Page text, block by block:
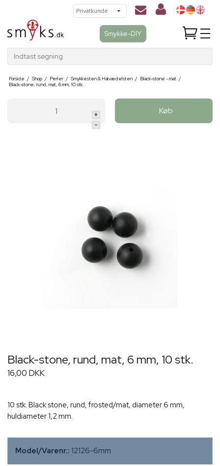
Smykke-DIY
Indtast søgning
Forside / Shop / Perler / Smykkesten & Halvædelsten / Black-stone - mat /
Black-stone, rund, mat, 6 mm, 10 stk.
+
-
Køb
Black-stone, rund, mat, 6 mm, 10 stk.
16,00 DKK
10 stk. Black stone, rund, frosted/mat, diameter 6 mm,
huldiameter 1,2 mm.
Model/Varenr.: 12126-6mm